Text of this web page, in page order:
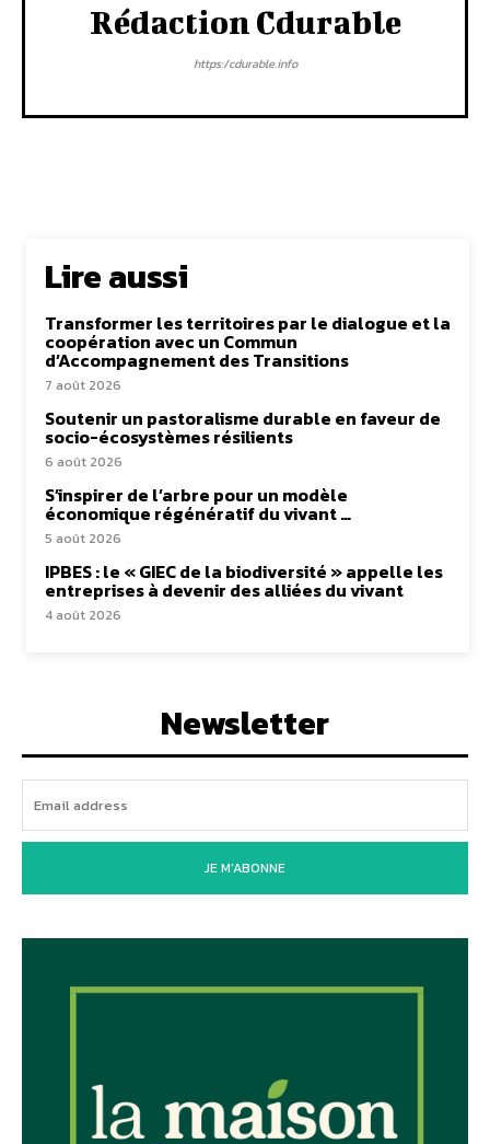
Rédaction Cdurable
https:/cdurable.info
Lire aussi
Transformer les territoires par le dialogue et la
coopération avec un Commun
d’Accompagnement des Transitions
7 août 2026
Soutenir un pastoralisme durable en faveur de
socio-écosystèmes résilients
6 août 2026
S’inspirer de l’arbre pour un modèle
économique régénératif du vivant …
5 août 2026
IPBES : le « GIEC de la biodiversité » appelle les
entreprises à devenir des alliées du vivant
4 août 2026
Newsletter
JE M'ABONNE